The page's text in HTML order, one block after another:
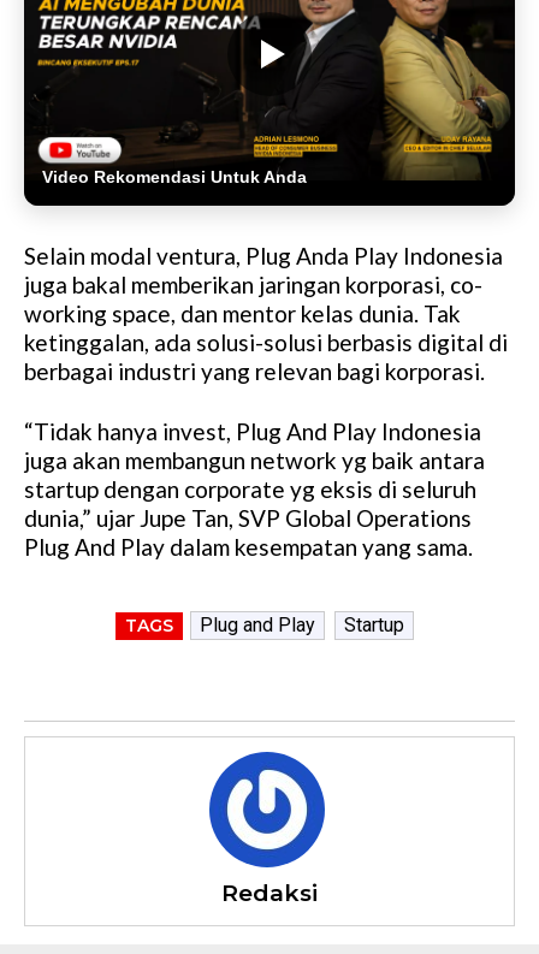
Video Rekomendasi Untuk Anda
Selain modal ventura, Plug Anda Play Indonesia
juga bakal memberikan jaringan korporasi, co-
working space, dan mentor kelas dunia. Tak
ketinggalan, ada solusi-solusi berbasis digital di
berbagai industri yang relevan bagi korporasi.
“Tidak hanya invest, Plug And Play Indonesia
juga akan membangun network yg baik antara
startup dengan corporate yg eksis di seluruh
dunia,” ujar Jupe Tan, SVP Global Operations
Plug And Play dalam kesempatan yang sama.
TAGS Plug and Play Startup
Redaksi